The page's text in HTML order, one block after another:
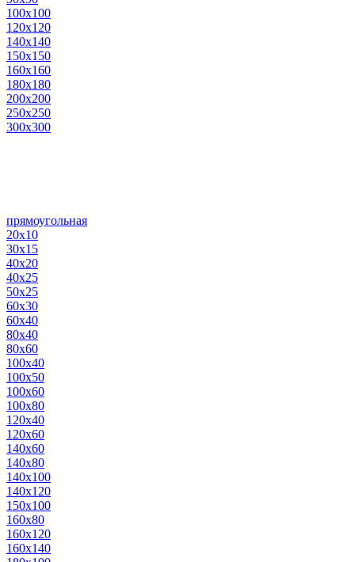
100х100
120х120
140х140
150х150
160х160
180х180
200х200
250х250
300х300
прямоугольная
20х10
30х15
40х20
40х25
50х25
60х30
60х40
80х40
80х60
100х40
100х50
100х60
100х80
120х40
120х60
140х60
140х80
140х100
140х120
150х100
160х80
160х120
160х140